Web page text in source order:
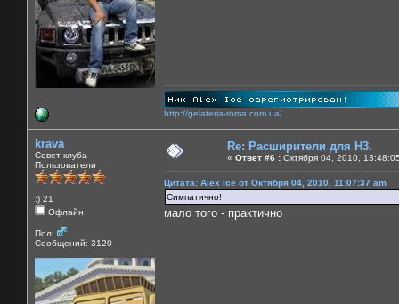
http://gelateria-roma.com.ua/
krava
Совет клуба
Пользователи
:) 21
Офлайн
Пол:
Сообщений: 3120
Re: Расширители для Н3.
« Ответ #6 : Октября 04, 2010,
Цитата: Alex Ice от Октября 04, 2010, 11:07:37 am
Симпатично!
мало того - практично